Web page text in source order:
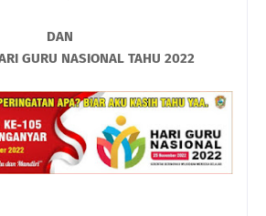
DAN
GURU NASIONAL TAHU 2022